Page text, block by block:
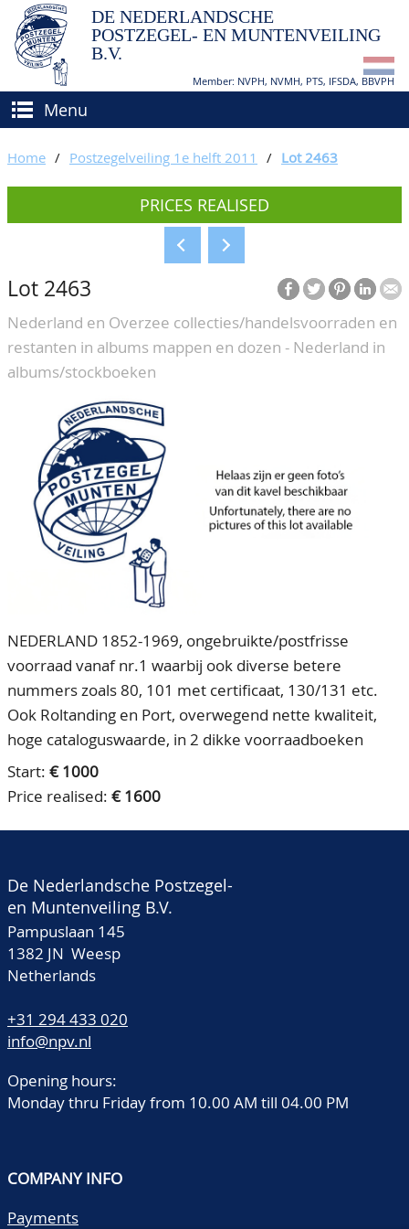
DE NEDERLANDSCHE
POSTZEGEL- EN MUNTENVEILING
B.V.
Member: NVPH, NVMH, PTS, IFSDA, BBVPH
Menu
BUY AND SELL
How to sell?
Conditions
BIDDING
CATALOGUE/RESULTS
GRADING
CALENDAR
ABOUT US
Our Team
80 Years NPV
CONTACT
ACCOUNT
Home / Postzegelveiling 1e helft 2011 / Lot 2463
PRICES REALISED
Lot 2463
Nederland en Overzee collecties/handelsvoorraden en
restanten in albums mappen en dozen - Nederland in
albums/stockboeken
NEDERLAND 1852-1969, ongebruikte/postfrisse
voorraad vanaf nr.1 waarbij ook diverse betere
nummers zoals 80, 101 met certificaat, 130/131 etc.
Ook Roltanding en Port, overwegend nette kwaliteit,
hoge cataloguswaarde, in 2 dikke voorraadboeken
Start: € 1000
Price realised: € 1600
De Nederlandsche Postzegel-
en Muntenveiling B.V.
Pampuslaan 145
1382 JN Weesp
Netherlands
+31 294 433 020
info@npv.nl
Opening hours:
Monday thru Friday from 10.00 AM till 04.00 PM
COMPANY INFO
Payments